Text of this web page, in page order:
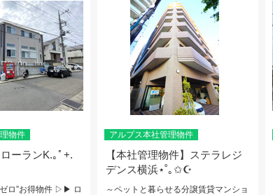
物件
ローランK.｡ﾟ+.
ロ”お得物件 ▷▶ ロ
アルプス本社管理物件
【本社管理物件】ステラレジ
デンス横浜⋆˚｡✩☪︎
～ペットと暮らせる分譲賃貸マンショ